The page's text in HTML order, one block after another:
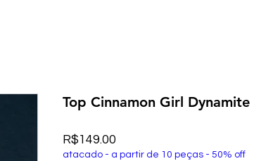
Top Cinnamon Girl Dynamite
R$149.00
atacado - a partir de 10 peças - 50% off